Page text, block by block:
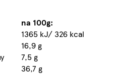
na 100g:
1365 kJ/ 326 kcal
16,9 g
7,5 g
36,7 g